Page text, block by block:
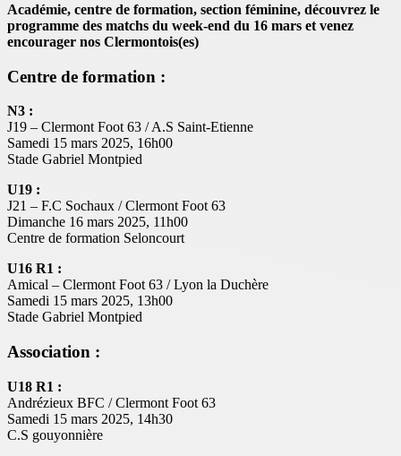
Académie, centre de formation, section féminine, découvrez le
programme des matchs du week-end du 16 mars et venez
encourager nos Clermontois(es)
Centre de formation :
N3 :
J19 – Clermont Foot 63 / A.S Saint-Etienne
Samedi 15 mars 2025, 16h00
Stade Gabriel Montpied
U19 :
J21 – F.C Sochaux / Clermont Foot 63
Dimanche 16 mars 2025, 11h00
Centre de formation Seloncourt
U16 R1 :
Amical – Clermont Foot 63 / Lyon la Duchère
Samedi 15 mars 2025, 13h00
Stade Gabriel Montpied
Association :
U18 R1 :
Andrézieux BFC / Clermont Foot 63
Samedi 15 mars 2025, 14h30
C.S gouyonnière